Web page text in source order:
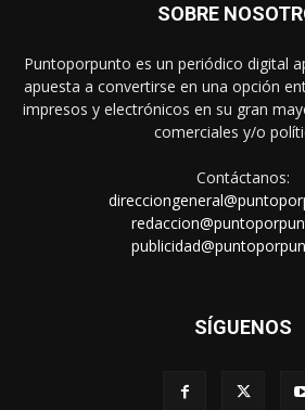
SOBRE
Puntoporpunto es un periódico digital
apuesta a convertirse en una opción
impresos y electrónicos en su gran
comerciales y/o
Contáctanos:
SÍGUENOS